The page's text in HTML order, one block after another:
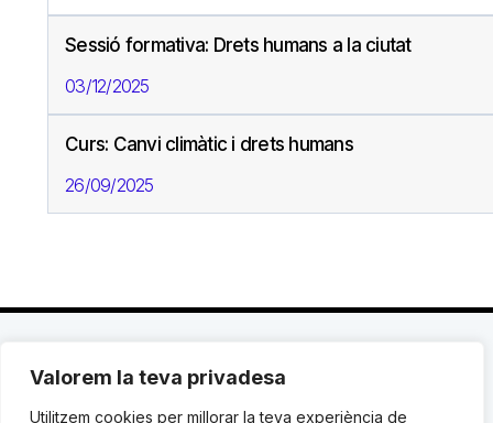
Valorem la teva privadesa
Utilitzem cookies per millorar la teva experiència de
Sessió formativa: Drets humans a la ciutat
03/12/2025
Curs: Canvi climàtic i drets humans
26/09/2025
C. Avinyó 44, 2n | 08002 Barcelona |
119 03 72|institut@idhc.org